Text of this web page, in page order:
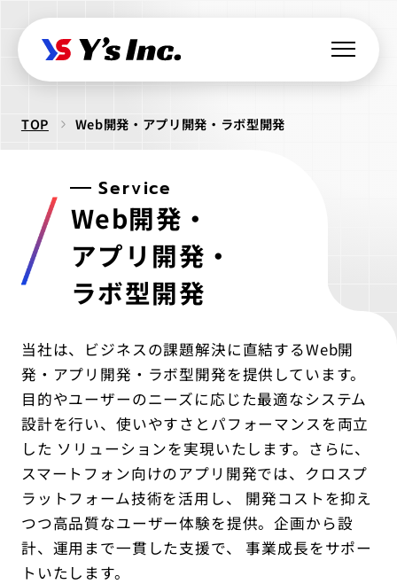
Web制作
コーポレートサイト制作
採用サイト制作
LPサイト制作
WordPressカスタム
セキュリティ診断
webサイト制作
Webデザイン
UI/UX設計
ブランディング設計
Webマーケティング支援
SEO支援
データ基盤構築
BIツール導入
デジタル広告運用
Webサイト活用支援
Web開発・アプリ開発
・ラボ型開発
LINEミニアプリ開発
ios Androidアプリ開発
ラボ型開発
クリエイティブ制作
ロゴ制作
ビジュアル制作
パッケージ制作
パンフレット制作
アニメ公式サイト制作
IT派遣サービス
WEBシステムエンジニア
ネイティブアプリエンジニア
デザイナー
IT教育サービス
WEBMASTERS
EdtechTraining
Works
About
Company
Blog
TOP Web開発・アプリ開発・ラボ型開発
Service
Web開発・
アプリ開発・
ラボ型開発
当社は、ビジネスの課題解決に直結するWeb開
発・アプリ開発・ラボ型開発を提供しています。
目的やユーザーのニーズに応じた最適なシステム
設計を行い、使いやすさとパフォーマンスを両立
した ソリューションを実現いたします。さらに、
スマートフォン向けのアプリ開発では、クロスプ
ラットフォーム技術を活用し、 開発コストを抑え
つつ高品質なユーザー体験を提供。企画から設
計、運用まで一貫した支援で、 事業成長をサポー
トいたします。